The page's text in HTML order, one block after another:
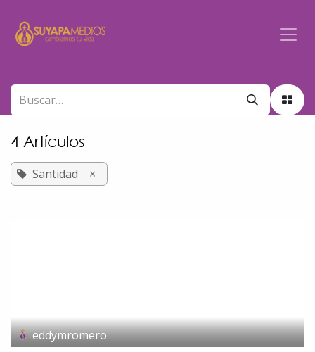
4 Artículos
Santidad ×
eddymromero